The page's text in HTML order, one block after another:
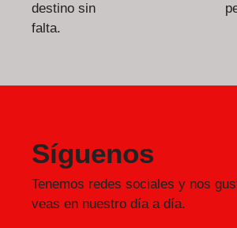
destino sin
falta.
Síguenos
Tenemos redes sociales y nos
veas en nuestro día a día.